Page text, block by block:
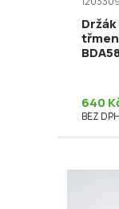
640
BEZ